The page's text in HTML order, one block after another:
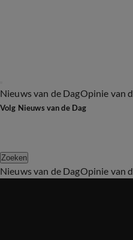
Nieuws van de DagOpinie van
Volg Nieuws van de Dag
Zoeken
Nieuws van de DagOpinie van